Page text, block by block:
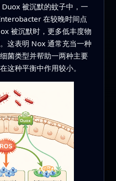
被沉默的蚊子中，一
在较晚时间点
被沉默时，更多低丰度物
这表明 Nox 通常充当一种
菌类型并帮助一两种主要
这种平衡中作用较小。